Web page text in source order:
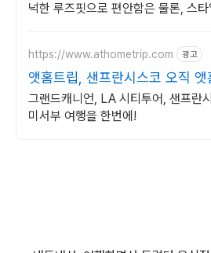
넉한 루즈핏으로 편안함은 물론, 스
https://www.athometrip.com 광고
앳홈트립, 샌프란시스코 오직
한
그랜드캐니언, LA 시티투어, 샌프란
미서부 여행을 한번에!